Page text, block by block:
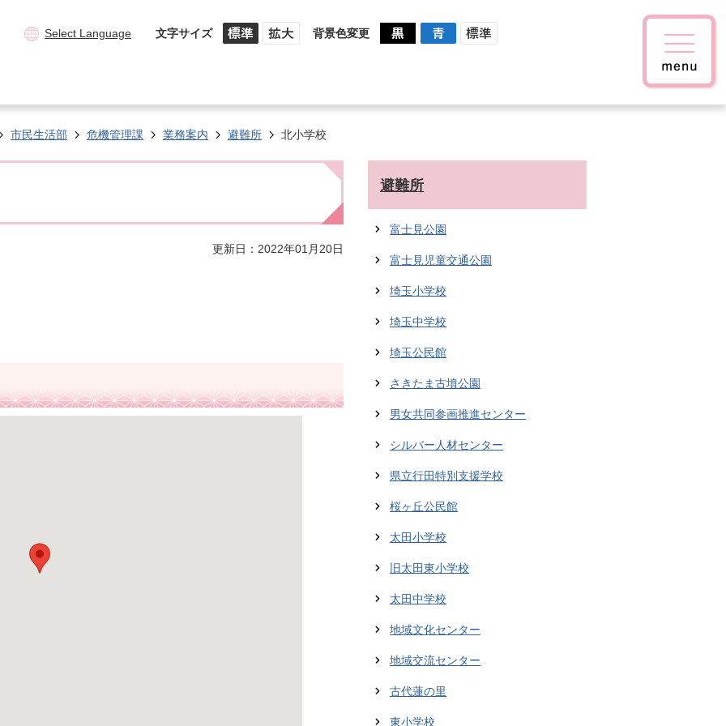
Select Language 文字サイズ 背景色変更
市民生活部 危機管理課 業務案内 避難所 北小学校
更新日：2022年01月20日
避難所
富士見公園
富士見児童交通公園
埼玉小学校
埼玉中学校
埼玉公民館
さきたま古墳公園
男女共同参画推進センター
シルバー人材センター
県立行田特別支援学校
桜ヶ丘公民館
太田小学校
旧太田東小学校
太田中学校
地域文化センター
地域交流センター
古代蓮の里
東小学校